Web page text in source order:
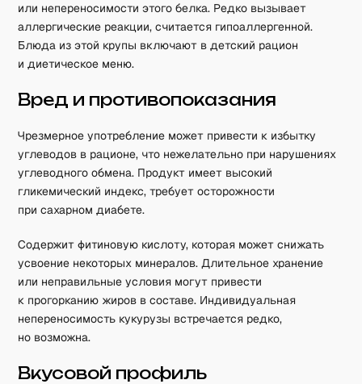
или непереносимости этого белка. Редко вызывает
аллергические реакции, считается гипоаллергенной.
Блюда из этой крупы включают в детский рацион
и диетическое меню.
Вред и противопоказания
Чрезмерное употребление может привести к избытку
углеводов в рационе, что нежелательно при нарушениях
углеводного обмена. Продукт имеет высокий
гликемический индекс, требует осторожности
при сахарном диабете.
Содержит фитиновую кислоту, которая может снижать
усвоение некоторых минералов. Длительное хранение
или неправильные условия могут привести
к прогорканию жиров в составе. Индивидуальная
непереносимость кукурузы встречается редко,
но возможна.
Вкусовой профиль